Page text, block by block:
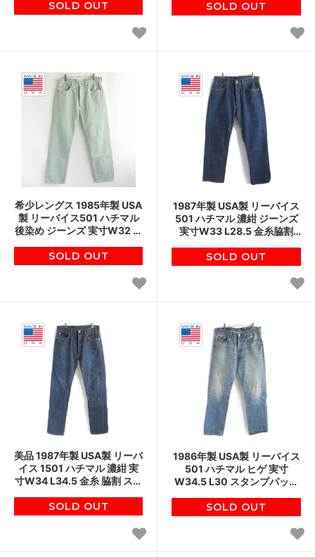
ン ビンテージ D149
SOLD OUT ンテージ D149
SOLD OUT
希少レングス 1985年製 USA
製 リーバイス501 ハチマル
後染め ジーンズ 実寸W32 ス
製 ビンテージ D148
SOLD OUT
1987年製 USA製 リーバイス
501 ハチマル 濃紺 ジーンズ
実寸W33 L28.5 金糸脇割
ージ D148
SOLD OUT
美品 1987年製 USA製 リーバ
イス 1501 ハチマル 濃紺 実
寸W34 L34.5 金糸 脇割 スタ
ビンテージ D148
SOLD OUT
1986年製 USA製 リーバイス
501 ハチマル ヒゲ 実寸
W34.5 L30 スタンプパッチ
D148
SOLD OUT